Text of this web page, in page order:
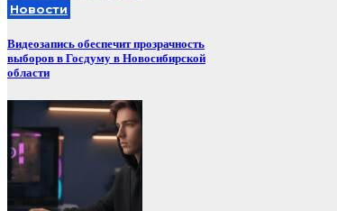
Новости
Видеозапись обеспечит прозрачность
выборов в Госдуму в Новосибирской
области